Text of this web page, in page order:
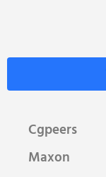
Cgpeers
Maxon